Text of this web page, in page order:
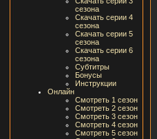
сезона
Скачать серии 4
сезона
Скачать серии 5
сезона
Скачать серии 6
сезона
Субтитры
Бонусы
Инструкции
Онлайн
Смотреть 1 сезон
Смотреть 2 сезон
Смотреть 3 сезон
Смотреть 4 сезон
Смотреть 5 сезон